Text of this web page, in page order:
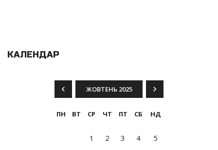
КАЛЕНДАР
ЖОВТЕНЬ 2025
ПН ВТ СР ЧТ ПТ СБ НД
1 2 3 4
5